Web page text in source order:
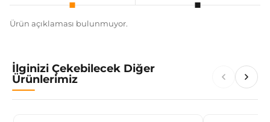
Ürün açıklaması bulunmuyor.
İlginizi Çekebilecek Diğer
Ürünlerimiz